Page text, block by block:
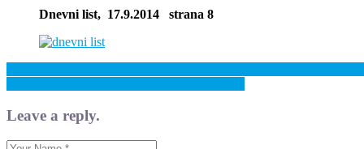
Dnevni list, 17.9.2014 strana 8
Leave a reply.